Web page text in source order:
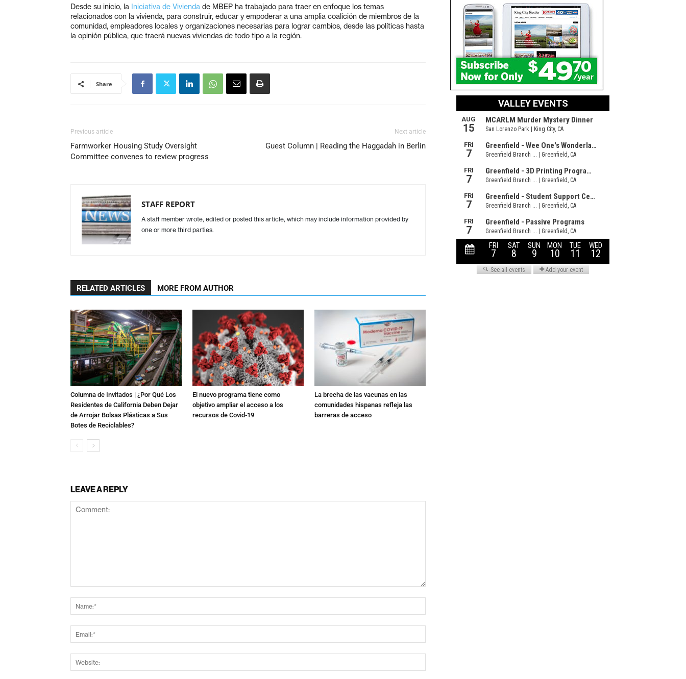
Desde su inicio, la Iniciativa de Vivienda de MBEP ha trabajado para traer en enfoque los temas
relacionados con la vivienda, para construir, educar y empoderar a una amplia coalición de miembros de la
comunidad, empleadores locales y organizaciones necesarias para lograr cambios, desde las políticas hasta
la opinión pública, que traerá nuevas viviendas de todo tipo a la región.
Share
Previous article
Farmworker Housing Study Oversight
Committee convenes to review progress
Next article
Guest Column | Reading the Haggadah in Berlin
STAFF REPORT
A staff member wrote, edited or posted this article, which may include information provided by
one or more third parties.
RELATED ARTICLES MORE FROM AUTHOR
Columna de Invitados | ¿Por Qué Los
Residentes de California Deben Dejar
de Arrojar Bolsas Plásticas a Sus
Botes de Reciclables?
El nuevo programa tiene como
objetivo ampliar el acceso a los
recursos de Covid-19
La brecha de las vacunas en las
comunidades hispanas refleja las
barreras de acceso
LEAVE A REPLY